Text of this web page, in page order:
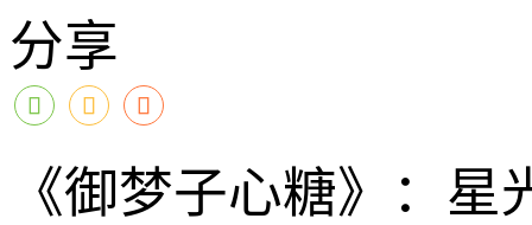
分享
《御梦子心糖》：